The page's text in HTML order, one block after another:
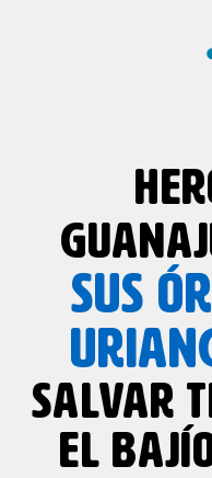
SUS
SALVAR
EL